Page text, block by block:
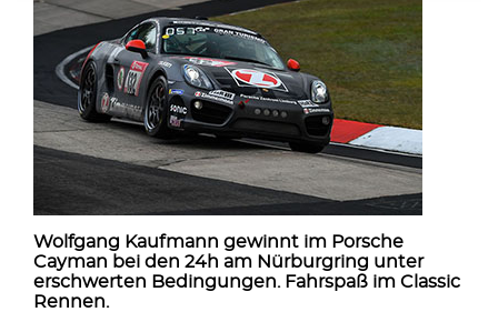
Wolfgang Kaufmann gewinnt im Porsche
Cayman bei den 24h am Nürburgring unter
erschwerten Bedingungen. Fahrspaß im Classic
Rennen.